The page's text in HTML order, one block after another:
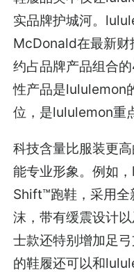
实品牌护城河。
McDonald在最新财
约占品牌产品组合
性产品是lululemon
位，是lululemon重
科技含量比服装更
能专业形象。例如
Shift™跑鞋，采用
沫，带有缓震设计
士款还特别增加足
的鞋履还可以和